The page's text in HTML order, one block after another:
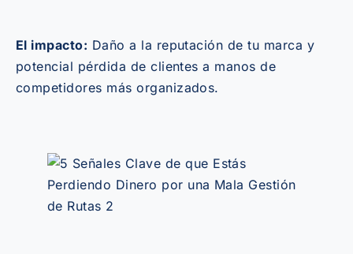
El impacto: Daño a la reputación de tu marca y
potencial pérdida de clientes a manos de
competidores más organizados.